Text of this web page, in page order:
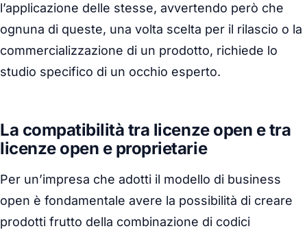
l’applicazione delle stesse, avvertendo però che
ognuna di queste, una volta scelta per il rilascio o la
commercializzazione di un prodotto, richiede lo
studio specifico di un occhio esperto.
La compatibilità tra licenze open e tra
licenze open e proprietarie
Per un’impresa che adotti il modello di business
open è fondamentale avere la possibilità di creare
prodotti frutto della combinazione di codici